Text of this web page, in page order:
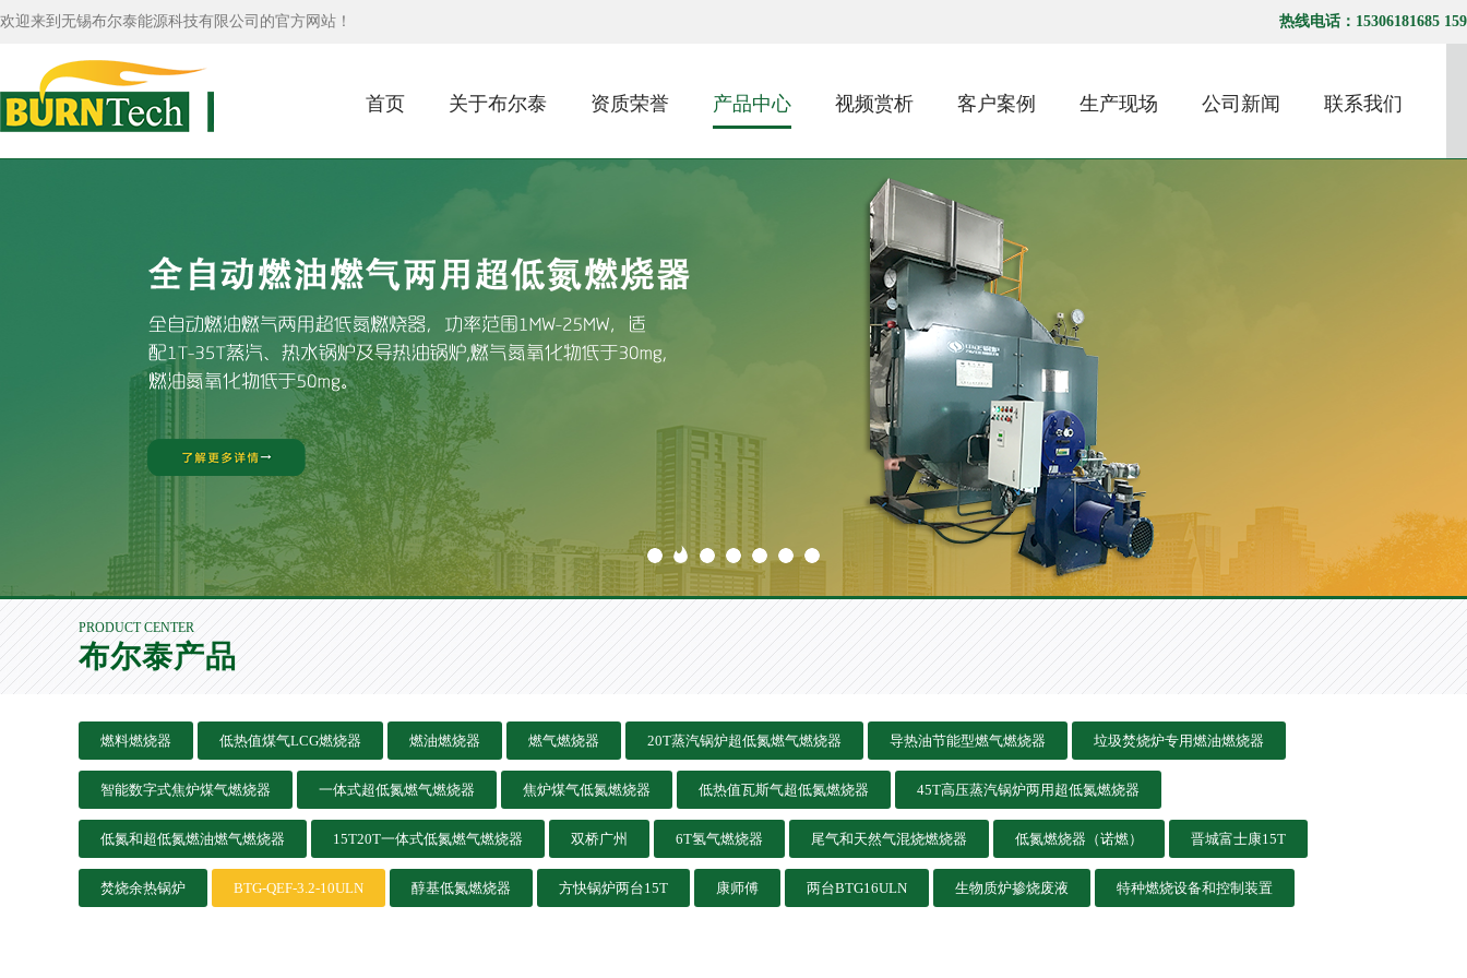
欢迎来到无锡布尔泰能源科技有限公司的官方网站！ 热线电话：15306181685
首页 关于布尔泰 资质荣誉 产品中心 视频赏析 客户案例 生产现场 公司新闻 联系我们
PRODUCT CENTER
布尔泰产品
燃料燃烧器 低热值煤气LCG燃烧器 燃油燃烧器 燃气燃烧器 20T蒸汽锅炉超低氮燃气燃烧器 导热油节能型燃气燃烧器 垃圾焚烧炉专用燃油燃烧器
智能数字式焦炉煤气燃烧器 一体式超低氮燃气燃烧器 焦炉煤气低氮燃烧器 低热值瓦斯气超低氮燃烧器 45T高压蒸汽锅炉两用超低氮燃烧器
低氮和超低氮燃油燃气燃烧器 15T20T一体式低氮燃气燃烧器 双桥广州 6T氢气燃烧器 尾气和天然气混烧燃烧器 低氮燃烧器（诺燃） 晋城富士康15T
焚烧余热锅炉 BTG-QEF-3.2-10ULN 醇基低氮燃烧器 方快锅炉两台15T 康师傅 两台BTG16ULN 生物质炉掺烧废液 特种燃烧设备和控制装置